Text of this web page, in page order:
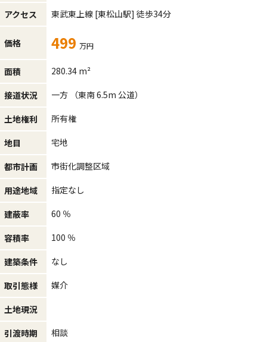
アクセス 東武東上線 [東松山駅] 徒歩34分
価格 499 万円
面積 280.34 m²
接道状況 一方 （東南 6.5m 公道）
土地権利 所有権
地目 宅地
都市計画 市街化調整区域
用途地域 指定なし
建蔽率 60 ％
容積率 100 ％
建築条件 なし
取引態様 媒介
土地現況
引渡時期
相談